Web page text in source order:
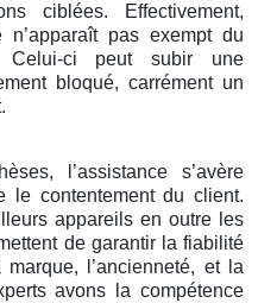
ciblées. Effectivement,
n’apparaît pas exempt du
Celui-ci peut subir une
bloqué, carrément un
l’assistance s’avère
le contentement du client.
appareils en outre les
de garantir la fiabilité
l’ancienneté, et la
avons la compétence